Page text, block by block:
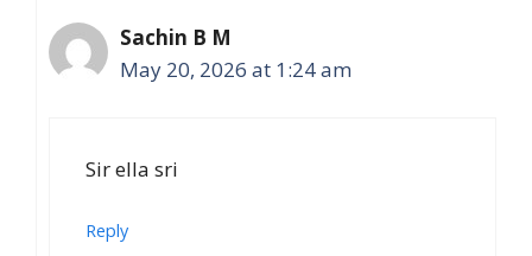
Sachin B M
May 20, 2026 at 1:24 am
Sir ella sri
Reply